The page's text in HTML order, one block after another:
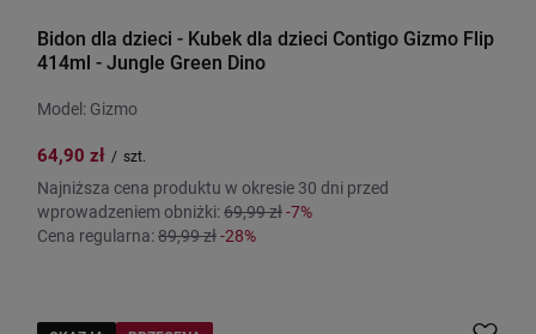
Bidon dla dzieci - Kubek dla dzieci Contigo Gizmo Flip
414ml - Jungle Green Dino
Model: Gizmo
64,90 zł / szt.
Najniższa cena produktu w okresie 30 dni przed
wprowadzeniem obniżki:69,99 zł-7%
Cena regularna:89,99 zł-28%